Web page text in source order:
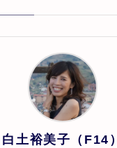
白土裕美子（F14）